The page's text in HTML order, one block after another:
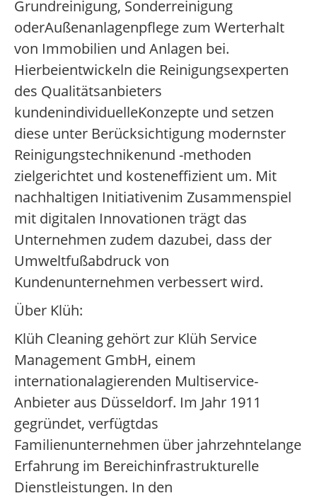
Grundreinigung, Sonderreinigung
oderAußenanlagenpflege zum Werterhalt
von Immobilien und Anlagen bei.
Hierbeientwickeln die Reinigungsexperten
des Qualitätsanbieters
kundenindividuelleKonzepte und setzen
diese unter Berücksichtigung modernster
Reinigungstechnikenund -methoden
zielgerichtet und kosteneffizient um. Mit
nachhaltigen Initiativenim Zusammenspiel
mit digitalen Innovationen trägt das
Unternehmen zudem dazubei, dass der
Umweltfußabdruck von
Kundenunternehmen verbessert wird.
Über Klüh:
Klüh Cleaning gehört zur Klüh Service
Management GmbH, einem
internationalagierenden Multiservice-
Anbieter aus Düsseldorf. Im Jahr 1911
gegründet, verfügtdas
Familienunternehmen über jahrzehntelange
Erfahrung im Bereichinfrastrukturelle
Dienstleistungen. In den